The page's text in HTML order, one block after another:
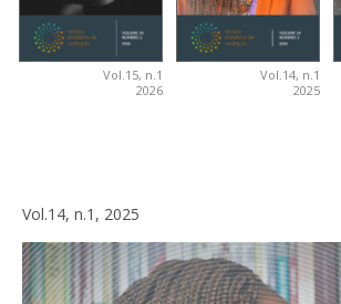
Vol.15, n.1
2026
Vol.14, n.1
2025
Vol.14, n.1, 2025